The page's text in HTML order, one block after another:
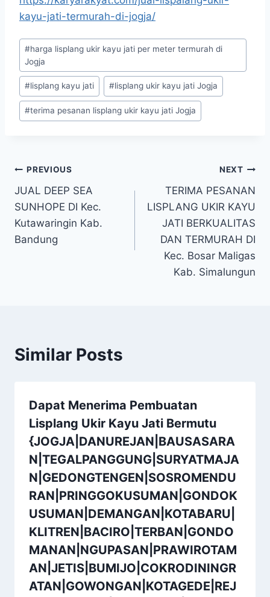
kayu-jati-termurah-di-jogja/
#harga lisplang ukir kayu jati per meter termurah di
Jogja
#lisplang kayu jati #lisplang ukir kayu jati Jogja
#terima pesanan lisplang ukir kayu jati Jogja
PREVIOUS
JUAL DEEP SEA
SUNHOPE DI Kec.
Kutawaringin Kab.
Bandung
NEXT
TERIMA PESANAN
LISPLANG UKIR KAYU
JATI BERKUALITAS
DAN TERMURAH DI
Kec. Bosar Maligas
Kab. Simalungun
Similar Posts
Dapat Menerima Pembuatan
Lisplang Ukir Kayu Jati Bermutu
{JOGJA|DANUREJAN|BAUSASARA
N|TEGALPANGGUNG|SURYATMAJA
N|GEDONGTENGEN|SOSROMENDU
RAN|PRINGGOKUSUMAN|GONDOK
USUMAN|DEMANGAN|KOTABARU|
KLITREN|BACIRO|TERBAN|GONDO
MANAN|NGUPASAN|PRAWIROTAM
AN|JETIS|BUMIJO|COKRODININGR
ATAN|GOWONGAN|KOTAGEDE|REJ